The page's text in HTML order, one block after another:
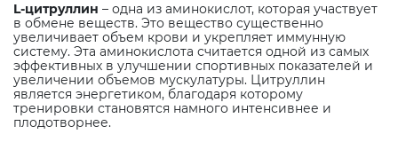
L-цитруллин – одна из аминокислот, которая участвует
в обмене веществ. Это вещество существенно
увеличивает объем крови и укрепляет иммунную
систему. Эта аминокислота считается одной из самых
эффективных в улучшении спортивных показателей и
увеличении объемов мускулатуры. Цитруллин
является энергетиком, благодаря которому
тренировки становятся намного интенсивнее и
плодотворнее.